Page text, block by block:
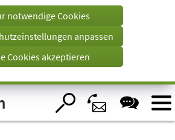
einem
Tab)
notwendige Cookies
anpassen
Cookies akzeptieren